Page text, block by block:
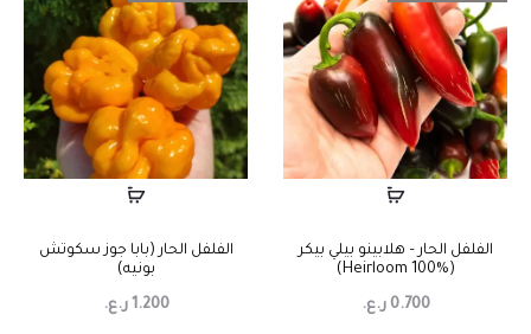
الفلفل الحار – هلابينو بيلي بيكر
(Heirloom 100%)
0.700 ر.ع.
الفلفل الحار (بابا جوز سكوتش
بونيه)
1.200 ر.ع.